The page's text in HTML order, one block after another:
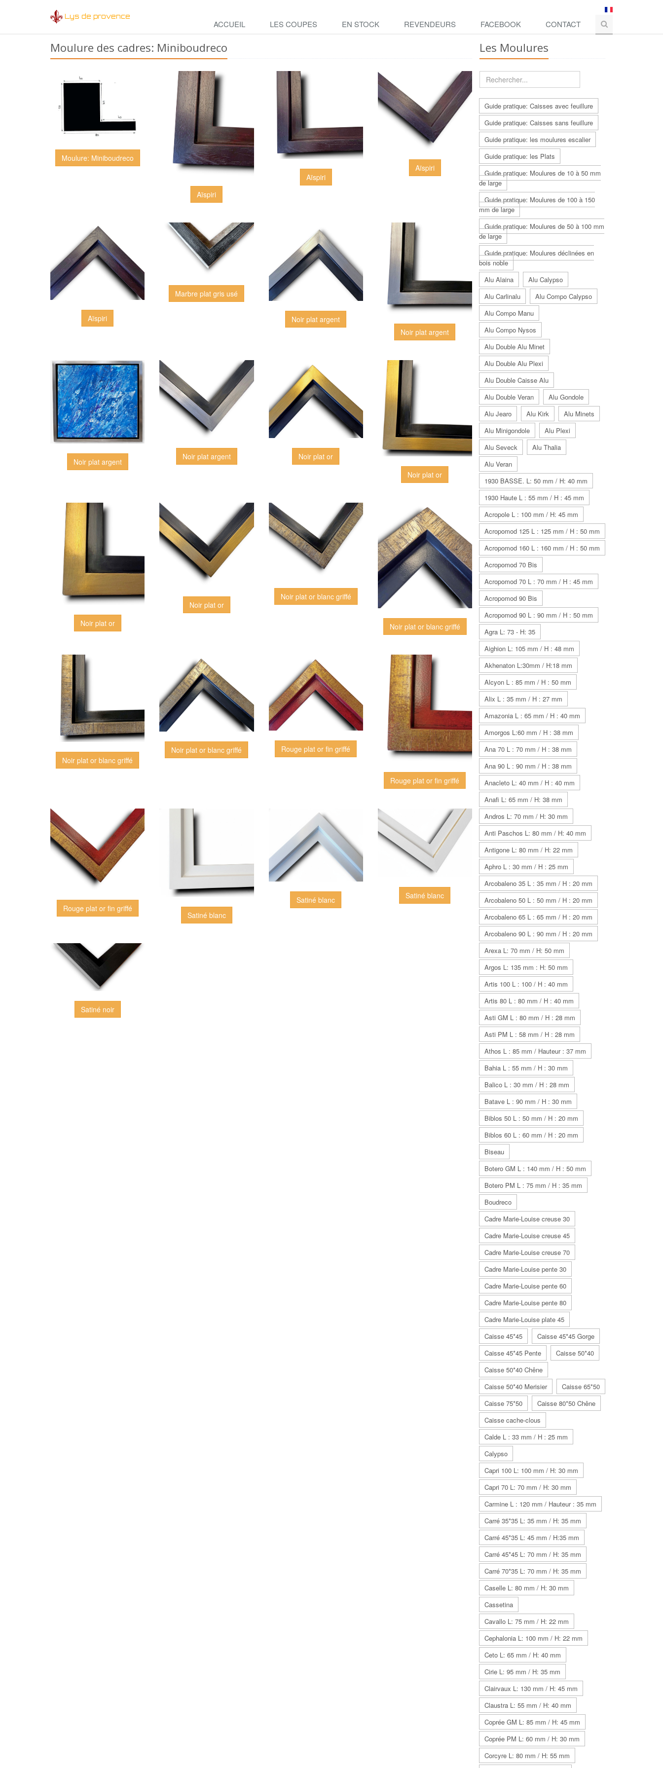
Lys de provence
ACCUEIL LES COUPES EN STOCK REVENDEURS FACEBOOK CONTACT
Moulure des cadres: Miniboudreco
Moulure: Miniboudreco
Aïspiri
Aïspiri
Aïspiri
Aïspiri
Marbre plat gris usé
Noir plat argent
Noir plat argent
Noir plat argent
Noir plat argent
Noir plat or
Noir plat or
Noir plat or
Noir plat or
Noir plat or blanc griffé
Noir plat or blanc griffé
Noir plat or blanc griffé
Noir plat or blanc griffé Rouge plat or fin griffé
Rouge plat or fin griffé
Rouge plat or fin griffé
Satiné blanc
Satiné blanc Satiné blanc
Satiné noir
Les Moulures
Guide pratique: Caisses avec feuillure
Guide pratique: Caisses sans feuillure
Guide pratique: les moulures escalier
Guide pratique: les Plats
Guide pratique: Moulures de 10 à 50 mm
de large
Guide pratique: Moulures de 100 à 150
mm de large
Guide pratique: Moulures de 50 à 100 mm
de large
Guide pratique: Moulures déclinées en
bois noble
Alu Alaina
Alu Calypso
Alu Carlinalu
Alu Compo Calypso
Alu Compo Manu
Alu Compo Nysos
Alu Double Alu Minet
Alu Double Alu Plexi
Alu Double Caisse Alu
Alu Double Veran
Alu Gondole
Alu Jearo
Alu Kirk
Alu Minets
Alu Minigondole
Alu Plexi
Alu Seveck
Alu Thalia
Alu Veran
1930 BASSE. L: 50 mm / H: 40 mm
1930 Haute L : 55 mm / H : 45 mm
Acropole L : 100 mm / H: 45 mm
Acropomod 125 L : 125 mm / H : 50 mm
Acropomod 160 L : 160 mm / H : 50 mm
Acropomod 70 Bis
Acropomod 70 L : 70 mm / H : 45 mm
Acropomod 90 Bis
Acropomod 90 L : 90 mm / H : 50 mm
Agra L: 73 - H: 35
Aighion L: 105 mm / H : 48 mm
Akhenaton L:30mm / H:18 mm
Alcyon L : 85 mm / H : 50 mm
Alix L : 35 mm / H : 27 mm
Amazonia L : 65 mm / H : 40 mm
Amorgos L:60 mm / H : 38 mm
Ana 70 L : 70 mm / H : 38 mm
Ana 90 L : 90 mm / H : 38 mm
Anacleto L: 40 mm / H : 40 mm
Anafi L: 65 mm / H: 38 mm
Andros L: 70 mm / H: 30 mm
Anti Paschos L: 80 mm / H: 40 mm
Antigone L: 80 mm / H: 22 mm
Aphro L : 30 mm / H : 25 mm
Arcobaleno 35 L : 35 mm / H : 20 mm
Arcobaleno 50 L : 50 mm / H : 20 mm
Arcobaleno 65 L : 65 mm / H : 20 mm
Arcobaleno 90 L : 90 mm / H : 20 mm
Arexa L: 70 mm / H: 50 mm
Argos L: 135 mm : H: 50 mm
Artis 100 L : 100 / H : 40 mm
Artis 80 L : 80 mm / H : 40 mm
Asti GM L : 80 mm / H : 28 mm
Asti PM L : 58 mm / H : 28 mm
Athos L : 85 mm / Hauteur : 37 mm
Bahia L : 55 mm / H : 30 mm
Balico L : 30 mm / H : 28 mm
Batave L : 90 mm / H : 30 mm
Biblos 50 L : 50 mm / H : 20 mm
Biblos 60 L : 60 mm / H : 20 mm
Biseau
Botero GM L : 140 mm / H : 50 mm
Botero PM L : 75 mm / H : 35 mm
Boudreco
Cadre Marie-Louise creuse 30
Cadre Marie-Louise creuse 45
Cadre Marie-Louise creuse 70
Cadre Marie-Louise pente 30
Cadre Marie-Louise pente 60
Cadre Marie-Louise pente 80
Cadre Marie-Louise plate 45
Caisse 45*45
Caisse 45*45 Gorge
Caisse 45*45 Pente
Caisse 50*40
Caisse 50*40 Chêne
Caisse 50*40 Merisier
Caisse 65*50
Caisse 75*50
Caisse 80*50 Chêne
Caisse cache-clous
Calde L : 33 mm / H : 25 mm
Calypso
Capri 100 L: 100 mm / H: 30 mm
Capri 70 L: 70 mm / H: 30 mm
Carmine L : 120 mm / Hauteur : 35 mm
Carré 35*35 L: 35 mm / H: 35 mm
Carré 45*35 L: 45 mm / H:35 mm
Carré 45*45 L: 70 mm / H: 35 mm
Carré 70*35 L: 70 mm / H: 35 mm
Caselle L: 80 mm / H: 30 mm
Cassetina
Cavallo L: 75 mm / H: 22 mm
Cephalonia L: 100 mm / H: 22 mm
Ceto L: 65 mm / H: 40 mm
Cirie L: 95 mm / H: 35 mm
Clairvaux L: 130 mm / H: 45 mm
Claustra L: 55 mm / H: 40 mm
Coprée GM L: 85 mm / H: 45 mm
Coprée PM L: 60 mm / H: 30 mm
Corcyre L: 80 mm / H: 55 mm